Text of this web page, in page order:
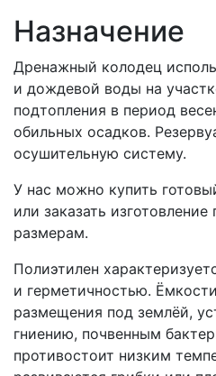
Назначение
Дренажный колодец
и дождевой воды на
подтопления в период
обильных осадков.
осушительную систему.
У нас можно купить
или заказать
размерам.
Полиэтилен
и герметичностью.
размещения под землёй,
гниению, почвенным
противостоит низким